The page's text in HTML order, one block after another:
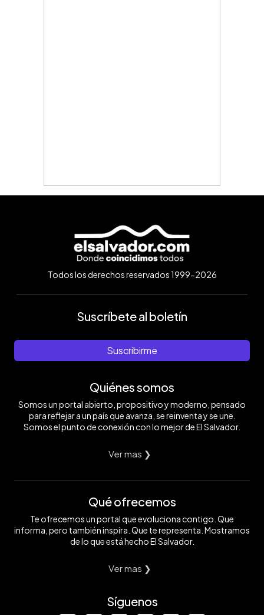
Todos los derechos reservados 1999-2026
Suscríbete al boletín
Suscribirme
Quiénes somos
Somos un portal abierto, propositivo y moderno, pensado
para reflejar a un país que avanza, se reinventa y se une.
Somos el punto de conexión con lo mejor de El Salvador.
Ver mas ❯
Qué ofrecemos
Te ofrecemos un portal que evoluciona contigo. Que
informa, pero también inspira. Que te representa. Mostramos
de lo que está hecho El Salvador.
Ver mas ❯
Síguenos